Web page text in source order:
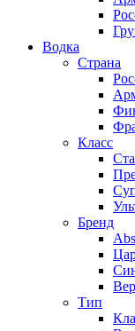
Водка
Страна
Класс
Бренд
Тип